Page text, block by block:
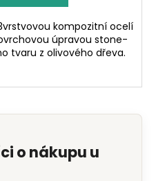
kompozitní ocelí
úpravou stone-
tvaru z olivového dřeva.
o nákupu u